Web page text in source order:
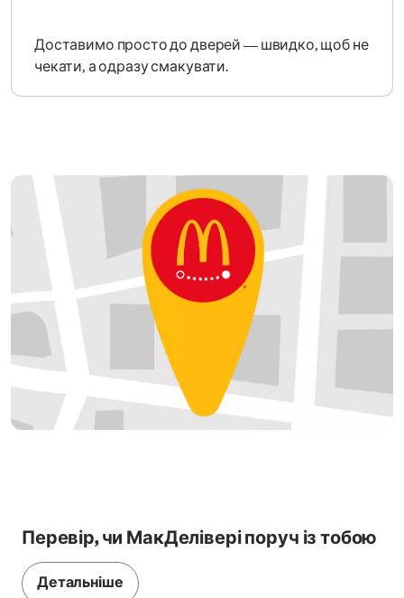
Доставимо просто до дверей — швидко, щоб не
чекати, а одразу смакувати.
Перевір, чи МакДелівері поруч із тобою
Детальніше